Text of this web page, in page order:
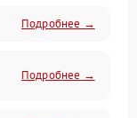
Подробнее →
Подробнее →